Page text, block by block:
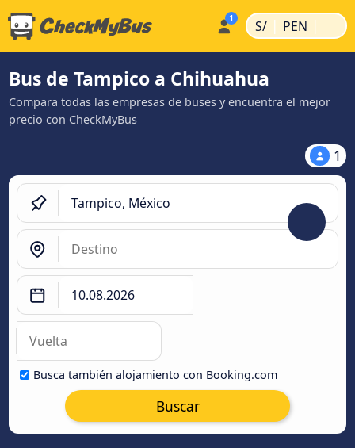
S/ | PEN |
Bus de Tampico a Chihuahua
Compara todas las empresas de buses y encuentra el mejor
precio con CheckMyBus
1
Busca también alojamiento con Booking.com
Buscar